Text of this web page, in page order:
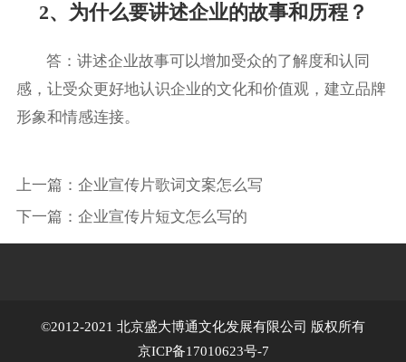
2、为什么要讲述企业的故事和历程？
答：讲述企业故事可以增加受众的了解度和认同
感，让受众更好地认识企业的文化和价值观，建立品牌
形象和情感连接。
上一篇： 企业宣传片歌词文案怎么写
下一篇： 企业宣传片短文怎么写的
©2012-2021 北京盛大博通文化发展有限公司 版权所有
京ICP备17010623号-7